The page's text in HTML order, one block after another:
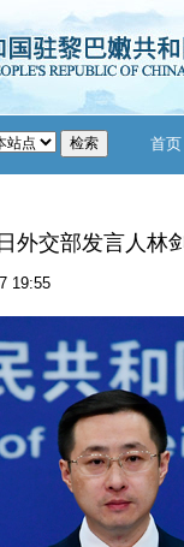
首页
外交部发言人林
19:55